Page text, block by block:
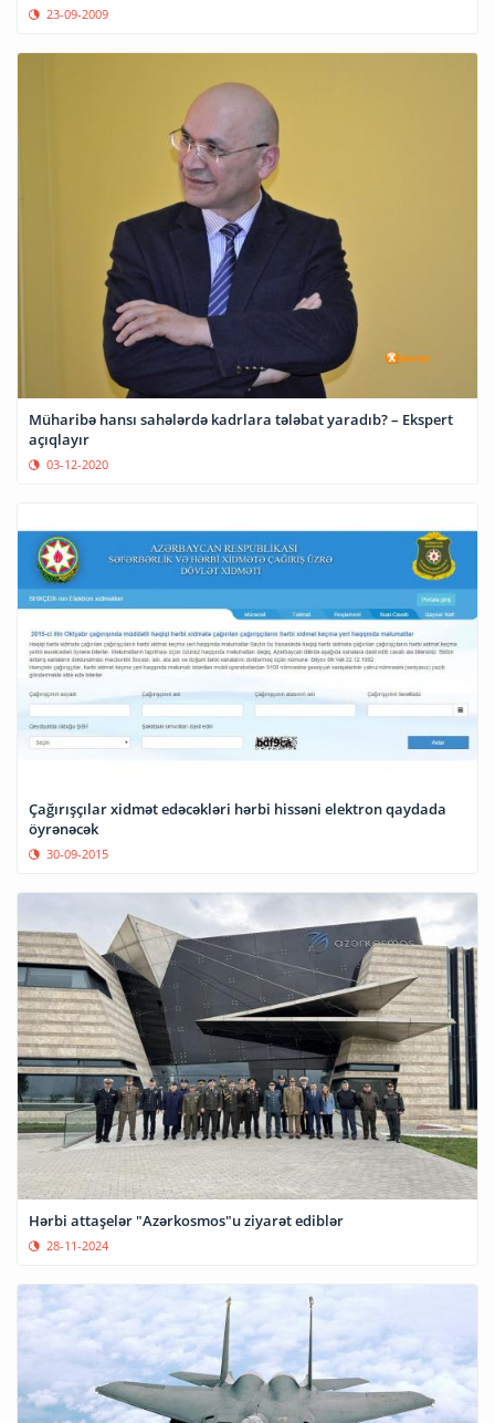
23-09-2009
Müharibə hansı sahələrdə kadrlara tələbat yaradıb? – Ekspert
açıqlayır
03-12-2020
Çağırışçılar xidmət edəcəkləri hərbi hissəni elektron qaydada
öyrənəcək
30-09-2015
Hərbi attaşelər "Azərkosmos"u ziyarət ediblər
28-11-2024